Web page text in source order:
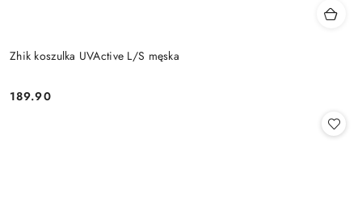
Zhik koszulka UVActive L/S męska
Cena:
189.90